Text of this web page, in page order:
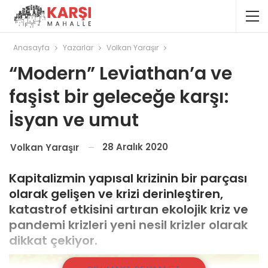
Anasayfa Yazarlar Volkan Yaraşır
“Modern” Leviathan’a ve
faşist bir geleceğe karşı:
İsyan ve umut
Volkan Yaraşır 28 Aralık 2020
Kapitalizmin yapısal krizinin bir parçası
olarak gelişen ve krizi derinleştiren,
katastrof etkisini artıran ekolojik kriz ve
pandemi krizleri yeni nesil krizler olarak
dikkat çekiyor.